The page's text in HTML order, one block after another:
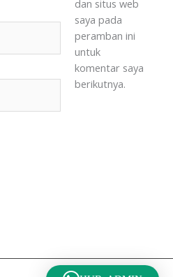
dan situs web
saya pada
peramban ini
untuk
komentar saya
berikutnya.